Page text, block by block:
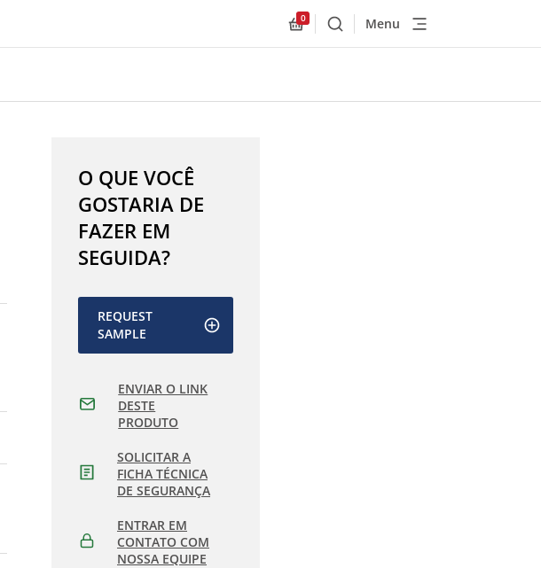
Allnex.GeneralResources.Cart
0
BuscarMenu
O QUE VOCÊ
GOSTARIA DE
FAZER EM
SEGUIDA?
REQUEST
SAMPLE
ENVIAR O LINK
DESTE
PRODUTO
SOLICITAR A
FICHA TÉCNICA
DE SEGURANÇA
ENTRAR EM
CONTATO COM
NOSSA EQUIPE